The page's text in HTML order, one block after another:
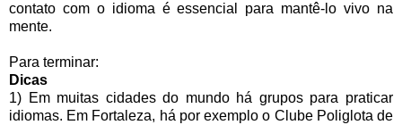
contato com o idioma é essencial para mantê-lo vivo na
mente.
Para terminar:
Dicas
1) Em muitas cidades do mundo há grupos para praticar
idiomas. Em Fortaleza, há por exemplo o Clube Poliglota de